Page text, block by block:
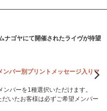
ナゴヤにて開催されたライヴが待望
バー別プリントメッセージ入りマ
バーを1種選択いただけます。
いたお客様は必ずご希望メンバー